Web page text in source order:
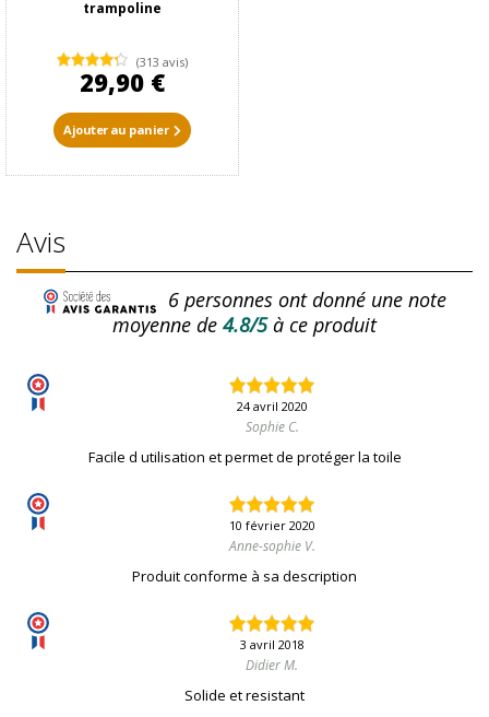
trampoline
(313 avis)
29,90 €
Ajouter au panier
Avis
6personnes ont donné une note
moyenne de 4.8/5à ce produit
24 avril 2020
Sophie C.
Facile d utilisation et permet de protéger la toile
10 février 2020
Anne-sophie V.
Produit conforme à sa description
3 avril 2018
Didier M.
Solide et resistant